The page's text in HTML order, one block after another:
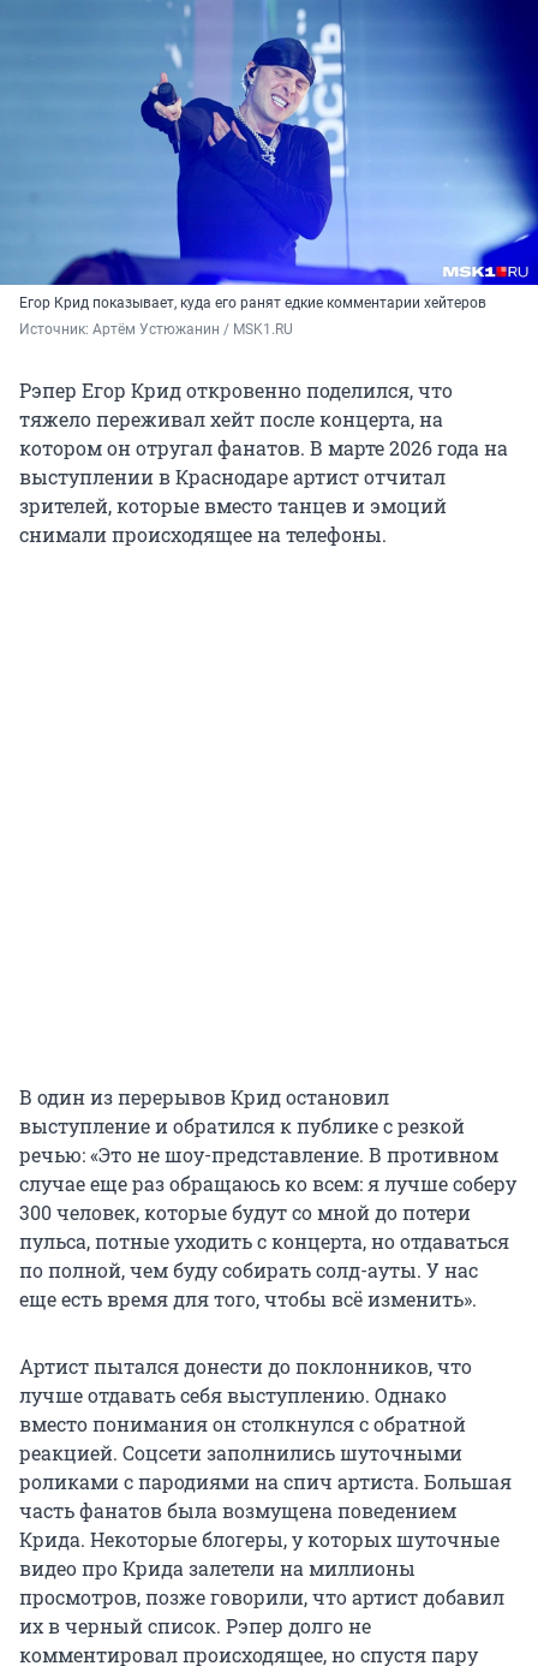
Егор Крид показывает, куда его ранят едкие комментарии хейтеров
Источник: Артём Устюжанин / MSK1.RU
Рэпер Егор Крид откровенно поделился, что
тяжело переживал хейт после концерта, на
котором он отругал фанатов. В марте 2026 года на
выступлении в Краснодаре артист отчитал
зрителей, которые вместо танцев и эмоций
снимали происходящее на телефоны.
В один из перерывов Крид остановил
выступление и обратился к публике с резкой
речью: «Это не шоу-представление. В противном
случае еще раз обращаюсь ко всем: я лучше соберу
300 человек, которые будут со мной до потери
пульса, потные уходить с концерта, но отдаваться
по полной, чем буду собирать солд-ауты. У нас
еще есть время для того, чтобы всё изменить».
Артист пытался донести до поклонников, что
лучше отдавать себя выступлению. Однако
вместо понимания он столкнулся с обратной
реакцией. Соцсети заполнились шуточными
роликами с пародиями на спич артиста. Большая
часть фанатов была возмущена поведением
Крида. Некоторые блогеры, у которых шуточные
видео про Крида залетели на миллионы
просмотров, позже говорили, что артист добавил
их в черный список. Рэпер долго не
комментировал происходящее, но спустя пару